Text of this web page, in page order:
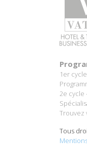
1er
2e cycle
Trouvez
Tous